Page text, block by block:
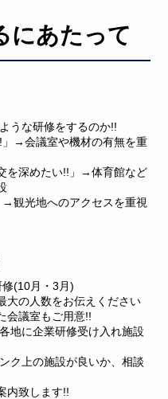
にあたって
うな研修をするのか!!
→会議室や機材の有無を重
を深めたい!!」→体育館など
観光地へのアクセスを重視
(10月・3月)
の人数をお伝えください
会議室もご用意!!
地に企業研修受け入れ施設
ク上の施設が良いか、相談
内致します!!